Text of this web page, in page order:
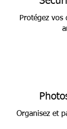
Protégez vos
Organisez et